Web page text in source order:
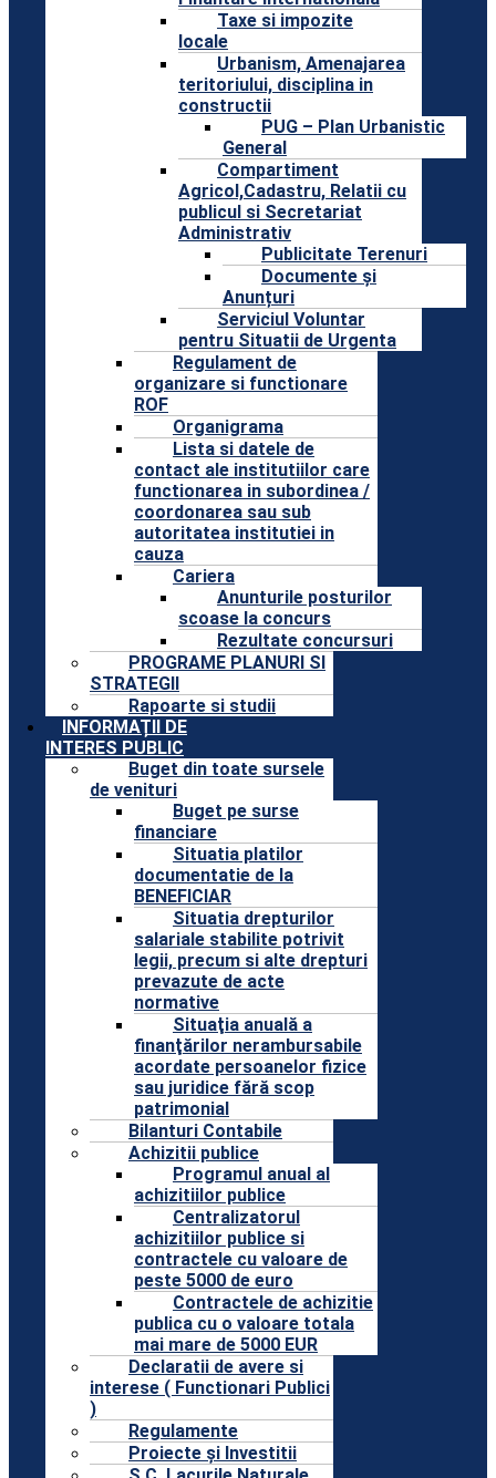
Taxe si impozite
locale
Urbanism, Amenajarea
teritoriului, disciplina in
constructii
PUG – Plan Urbanistic
General
Compartiment
Agricol,Cadastru, Relatii cu
publicul si Secretariat
Administrativ
Publicitate Terenuri
Documente și
Anunțuri
Serviciul Voluntar
pentru Situatii de Urgenta
Regulament de
organizare si functionare
ROF
Organigrama
Lista si datele de
contact ale institutiilor care
functionarea in subordinea /
coordonarea sau sub
autoritatea institutiei in
cauza
Cariera
Anunturile posturilor
scoase la concurs
Rezultate concursuri
PROGRAME PLANURI SI
STRATEGII
Rapoarte si studii
INFORMAȚII DE
INTERES PUBLIC
Buget din toate sursele
de venituri
Buget pe surse
financiare
Situatia platilor
documentatie de la
BENEFICIAR
Situatia drepturilor
salariale stabilite potrivit
legii, precum si alte drepturi
prevazute de acte
normative
Situaţia anuală a
finanţărilor nerambursabile
acordate persoanelor fizice
sau juridice fără scop
patrimonial
Bilanturi Contabile
Achizitii publice
Programul anual al
achizitiilor publice
Centralizatorul
achizitiilor publice si
contractele cu valoare de
peste 5000 de euro
Contractele de achizitie
publica cu o valoare totala
mai mare de 5000 EUR
Declaratii de avere si
interese ( Functionari Publici
)
Regulamente
Proiecte și Investitii